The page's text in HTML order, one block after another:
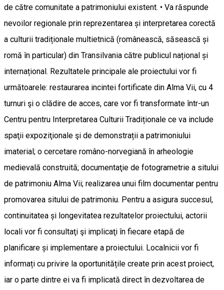
de către comunitate a patrimoniului existent. • Va răspunde
nevoilor regionale prin reprezentarea și interpretarea corectă
a culturii tradiționale multietnică (românească, săsească și
romă în particular) din Transilvania către publicul național și
internațional. Rezultatele principale ale proiectului vor fi
următoarele: restaurarea incintei fortificate din Alma Vii, cu 4
turnuri şi o clădire de acces, care vor fi transformate într-un
Centru pentru Interpretarea Culturii Tradiționale ce va include
spaţii expoziţionale şi de demonstrații a patrimoniului
imaterial; o cercetare româno-norvegiană în arheologie
medievală construită; documentaţie de fotogrametrie a sitului
de patrimoniu Alma Vii; realizarea unui film documentar pentru
promovarea sitului de patrimoniu. Pentru a asigura succesul,
continuitatea și longevitatea rezultatelor proiectului, actorii
locali vor fi consultaţi şi implicaţi în fiecare etapă de
planificare și implementare a proiectului. Localnicii vor fi
informați cu privire la oportunitățile create prin acest proiect,
iar o parte dintre ei va fi implicată direct în dezvoltarea de